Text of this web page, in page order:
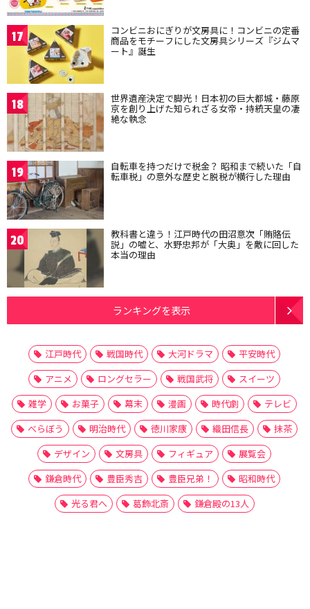
17 コンビニおにぎりが文房具に！コンビニの定番
商品をモチーフにした文房具シリーズ『ジムマ
ート』誕生
18 世界遺産決定で脚光！日本初の巨大都城・藤原
京を創り上げた知られざる女帝・持統天皇の凄
絶な執念
19 自転車を持つだけで税金？ 昭和まで続いた「自
転車税」の意外な歴史と脱税が横行した理由
20 教科書と違う！江戸時代の田沼意次「賄賂伝
説」の嘘と、水野忠邦が「大奥」を敵に回した
本当の理由
ランキングを表示
江戸時代 戦国時代 大河ドラマ
平安時代
アニメ
ロングセラー 戦国武将
スイーツ
雑学
お菓子 幕末 漫画 時代劇
テレビ
べらぼう
明治時代 徳川家康 織田信長
抹茶
デザイン
文房具 フィギュア
展覧会
鎌倉時代
豊臣秀吉 豊臣兄弟！
昭和時代
光る君へ
葛飾北斎 鎌倉殿の13人